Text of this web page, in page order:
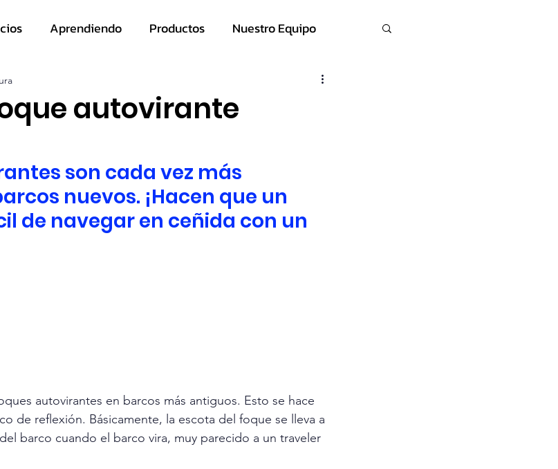
Aprendiendo Productos Nuestro Equipo
autovirante
son cada vez más
nuevos. ¡Hacen que un
de navegar en ceñida con un
autovirantes en barcos más antiguos. Esto se hace
de reflexión. Básicamente, la escota del foque se lleva a
barco cuando el barco vira, muy parecido a un traveler